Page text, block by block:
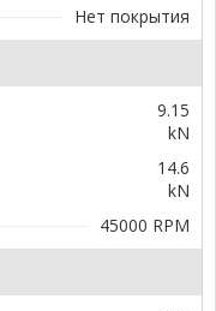
Нет покрытия
9.15
kN
14.6
kN
45000 RPM